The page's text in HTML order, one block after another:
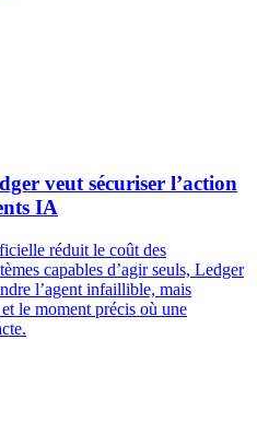
veut sécuriser l’action
IA
réduit le coût des
capables d’agir seuls, Ledger
l’agent infaillible, mais
le moment précis où une